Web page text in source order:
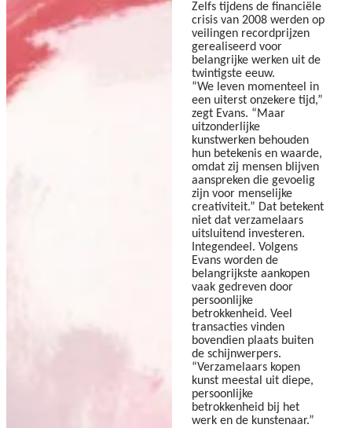
Zelfs tijdens de financiële
crisis van 2008 werden op
veilingen recordprijzen
gerealiseerd voor
belangrijke werken uit de
twintigste eeuw.
“We leven momenteel in
een uiterst onzekere tijd,”
zegt Evans. “Maar
uitzonderlijke
kunstwerken behouden
hun betekenis en waarde,
omdat zij mensen blijven
aanspreken die gevoelig
zijn voor menselijke
creativiteit.” Dat betekent
niet dat verzamelaars
uitsluitend investeren.
Integendeel. Volgens
Evans worden de
belangrijkste aankopen
vaak gedreven door
persoonlijke
betrokkenheid. Veel
transacties vinden
bovendien plaats buiten
de schijnwerpers.
“Verzamelaars kopen
kunst meestal uit diepe,
persoonlijke
betrokkenheid bij het
werk en de kunstenaar.”